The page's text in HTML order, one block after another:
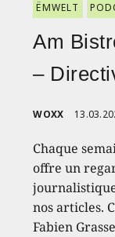
ËMWELT
Am
–
WOXX
Chaque
offre un
nos articles.
Fabien